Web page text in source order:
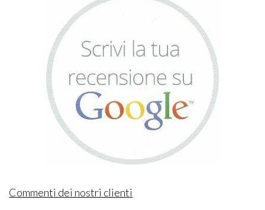
Commenti dei nostri clienti